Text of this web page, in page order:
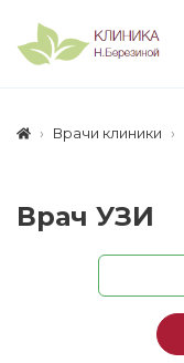
Врачи клиники
Врач УЗИ